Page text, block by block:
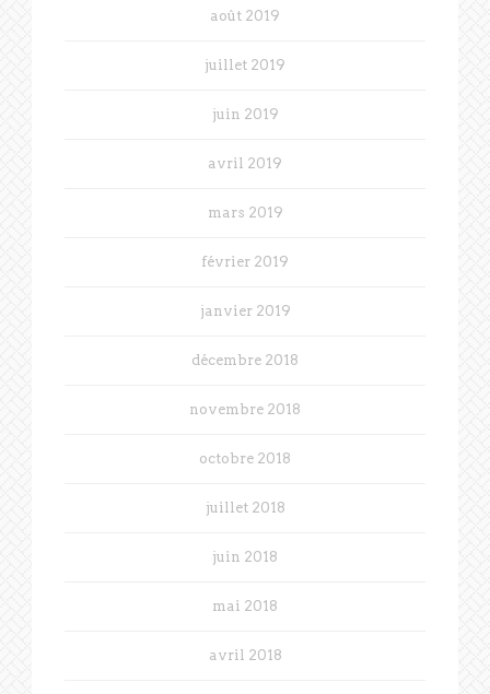
août 2019
juillet 2019
juin 2019
avril 2019
mars 2019
février 2019
janvier 2019
décembre 2018
novembre 2018
octobre 2018
juillet 2018
juin 2018
mai 2018
avril 2018